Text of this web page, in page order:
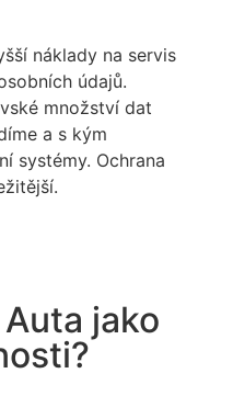
náklady na servis
údajů.
množství dat
a s kým
systémy. Ochrana
jako